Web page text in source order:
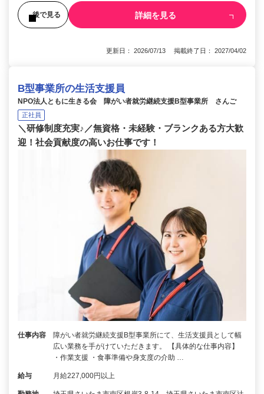
後で見る 詳細を見る
更新日： 2026/07/13 掲載終了日： 2027/04/02
B型事業所の生活支援員
NPO法人ともに生きる会 障がい者就労継続支援B型事業所 さんご
正社員
＼研修制度充実♪／無資格・未経験・ブランクある方大歓
迎！社会貢献度の高いお仕事です！
仕事内容
障がい者就労継続支援B型事業所にて、生活支援員として幅
広い業務を手がけていただきます。 【具体的な仕事内容】
・作業支援 ・食事準備や身支度の介助 …
給与 月給227,000円以上